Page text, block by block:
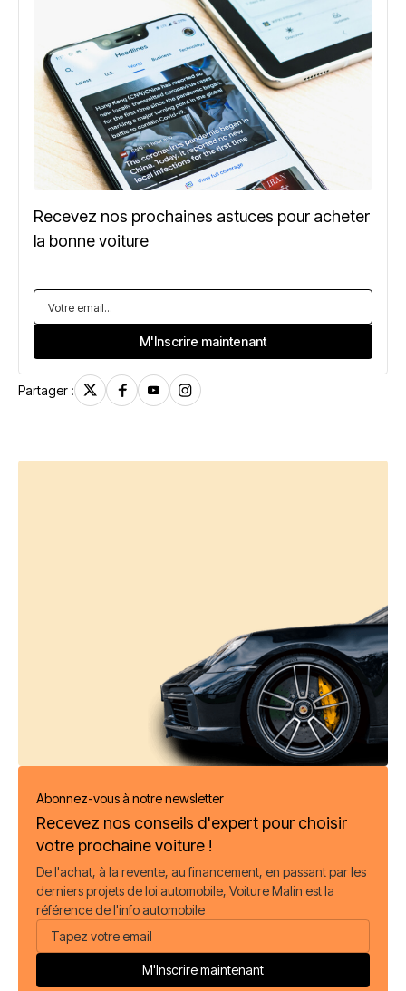
Recevez nos prochaines astuces pour acheter
la bonne voiture
Partager :
Abonnez-vous à notre newsletter
Recevez nos conseils d'expert pour choisir
votre prochaine voiture !
De l'achat, à la revente, au financement, en passant par les
derniers projets de loi automobile, Voiture Malin est la
référence de l'info automobile